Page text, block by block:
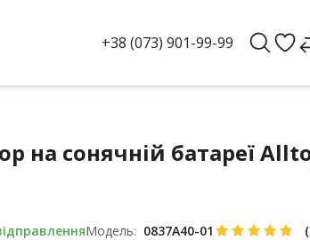
+38 (073) 901-99-99
на сонячній батареї
Модель: 0837A40-01 (